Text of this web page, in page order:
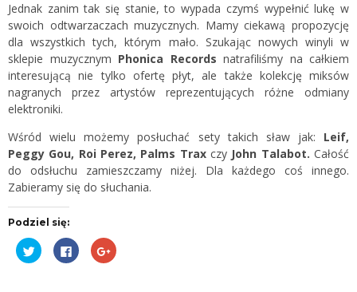
Jednak zanim tak się stanie, to wypada czymś wypełnić lukę w
swoich odtwarzaczach muzycznych. Mamy ciekawą propozycję
dla wszystkich tych, którym mało. Szukając nowych winyli w
sklepie muzycznym Phonica Records natrafiliśmy na całkiem
interesującą nie tylko ofertę płyt, ale także kolekcję miksów
nagranych przez artystów reprezentujących różne odmiany
elektroniki.
Wśród wielu możemy posłuchać sety takich sław jak: Leif,
Peggy Gou, Roi Perez, Palms Traxczy John Talabot. Całość
do odsłuchu zamieszczamy niżej. Dla każdego coś innego.
Zabieramy się do słuchania.
Podziel się:
Udostępnij
na
Twitterze(Otwiera
Kliknij,
aby
udostępnić
Kliknij,
aby